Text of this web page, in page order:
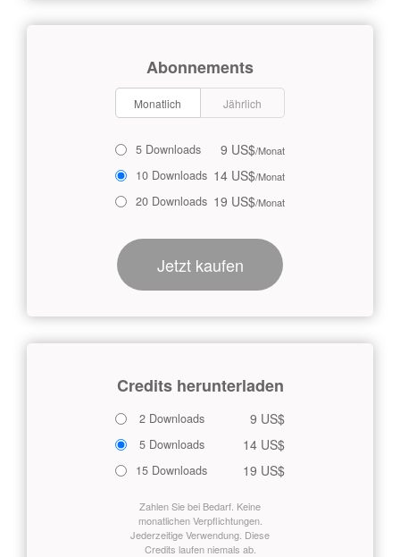
Abonnements
Monatlich Jährlich
5 Downloads 9 US$/Monat
10 Downloads 14 US$/Monat
20 Downloads 19 US$/Monat
Jetzt kaufen
Credits herunterladen
2 Downloads 9 US$
5 Downloads 14 US$
15 Downloads 19 US$
Zahlen Sie bei Bedarf. Keine
monatlichen Verpflichtungen.
Jederzeitige Verwendung. Diese
Credits laufen niemals ab.